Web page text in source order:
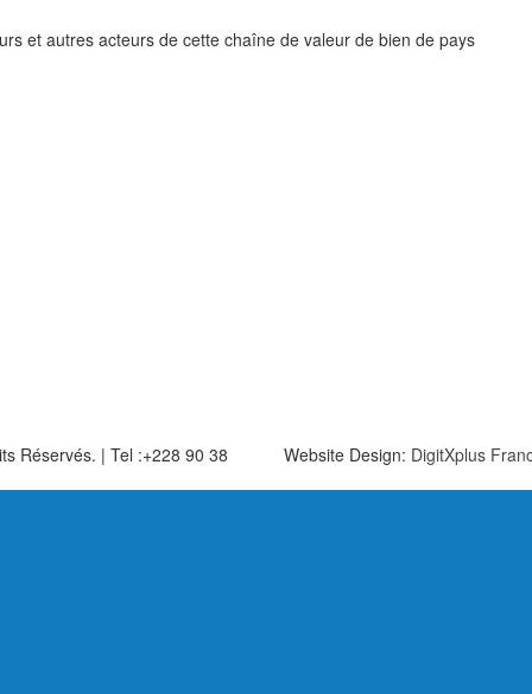
et autres acteurs de cette chaîne de valeur de bien de pays
Réservés. | Tel :+228 90 38 Website Design: DigitXplus